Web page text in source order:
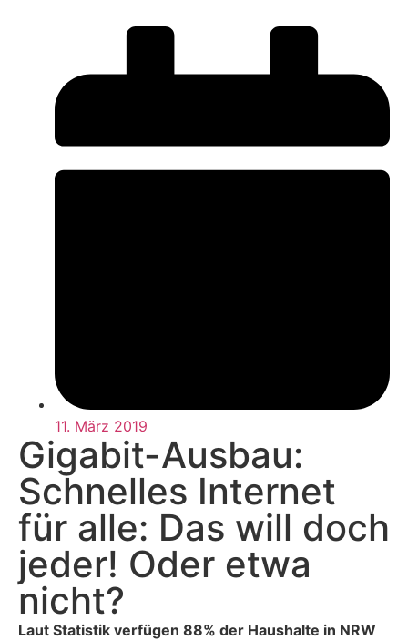
11. März 2019
Gigabit-Ausbau:
Schnelles Internet
für alle: Das will doch
jeder! Oder etwa
nicht?
Laut Statistik verfügen 88% der Haushalte in NRW